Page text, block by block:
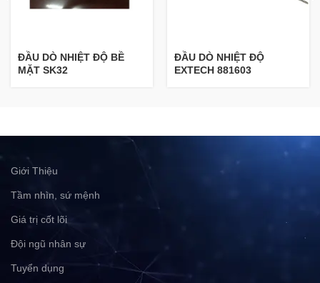
ĐẦU DÒ NHIỆT ĐỘ BỀ
MẶT SK32
ĐẦU DÒ NHIỆT ĐỘ
EXTECH 881603
Giới Thiệu
Tầm nhìn, sứ mệnh
Giá trị cốt lõi
Đội ngũ nhân sự
Tuyển dụng